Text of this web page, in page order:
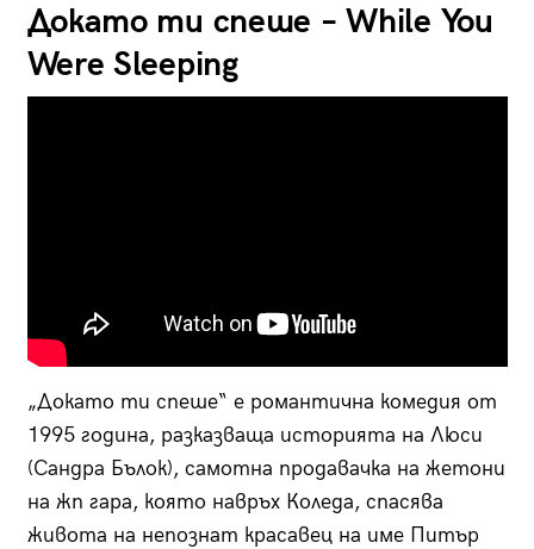
Докато ти спеше – While You
Were Sleeping
„Докато ти спеше“ е романтична комедия от
1995 година, разказваща историята на Люси
(Сандра Бълок), самотна продавачка на жетони
на жп гара, която навръх Коледа, спасява
живота на непознат красавец на име Питър